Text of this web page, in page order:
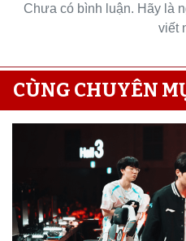
Chưa có bình luận. Hãy là
viết
CÙNG CHUYÊN